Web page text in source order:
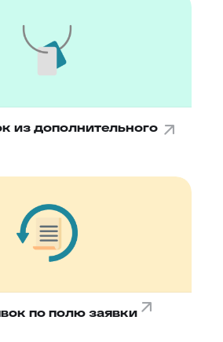
из дополнительного
по полю заявки